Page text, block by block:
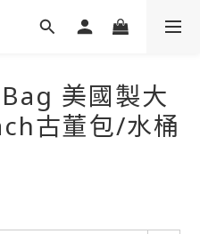
美國製大
古董包/水桶